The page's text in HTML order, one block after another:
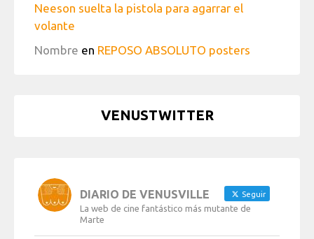
Neeson suelta la pistola para agarrar el
volante
Nombre en REPOSO ABSOLUTO posters
VENUSTWITTER
DIARIO DE VENUSVILLE Seguir
La web de cine fantástico más mutante de
Marte